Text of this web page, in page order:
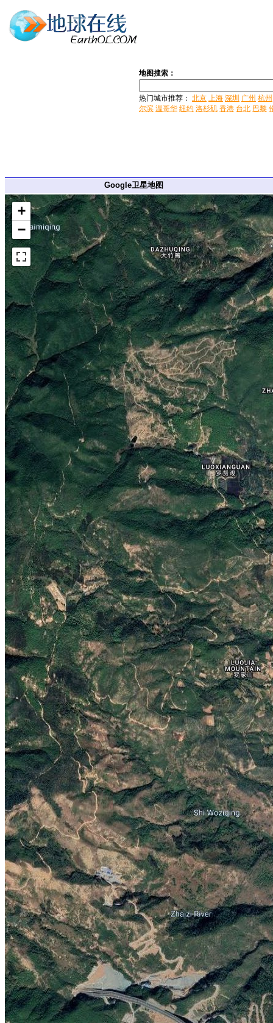
地图搜索：
热门城市推荐： 北京 上海 深圳 广州 杭州
尔滨 温哥华 纽约 洛杉矶 香港 台北 巴黎
Google卫星地图
+
−